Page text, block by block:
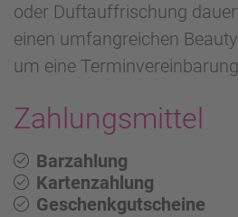
oder Duftauffrischung
einen umfangreichen
um eine
Zahlungsmittel
Barzahlung
Kartenzahlung
Geschenkgutscheine